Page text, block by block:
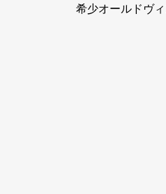
希少オールドヴ